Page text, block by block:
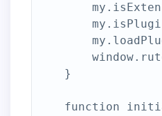
    }
function